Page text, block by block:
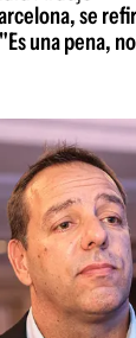
se
una pena,